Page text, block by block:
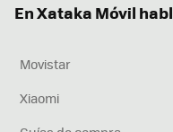
En Xataka Móvil
Movistar
Xiaomi